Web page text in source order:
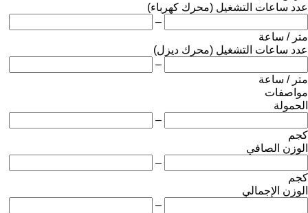
عدد ساعات التشغيل (محرك كهرباء)
–
متر / ساعة
عدد ساعات التشغيل (محرك ديزل)
–
متر / ساعة
مواصفات
الحمولة
–
كجم
الوزن الصافي
–
كجم
الوزن الإجمالي
–